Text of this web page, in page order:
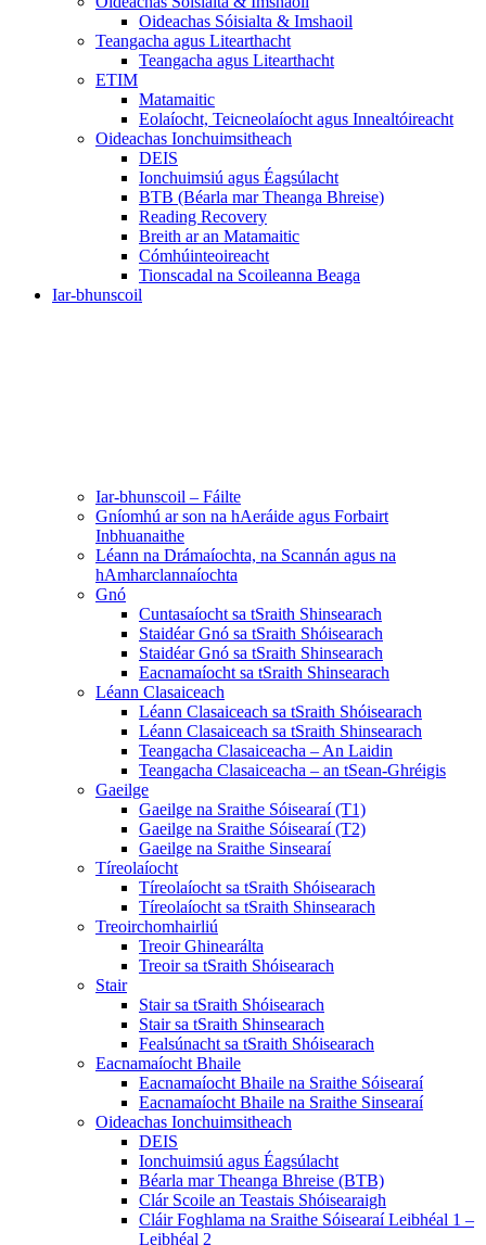
Oideachas Sóisialta & Imshaoil
Teangacha agus Litearthacht
Teangacha agus Litearthacht
ETIM
Matamaitic
Eolaíocht, Teicneolaíocht agus Innealtóireacht
Oideachas Ionchuimsitheach
DEIS
Ionchuimsiú agus Éagsúlacht
BTB (Béarla mar Theanga Bhreise)
Reading Recovery
Breith ar an Matamaitic
Cómhúinteoireacht
Tionscadal na Scoileanna Beaga
Iar-bhunscoil
Iar-bhunscoil – Fáilte
Gníomhú ar son na hAeráide agus Forbairt
Inbhuanaithe
Léann na Drámaíochta, na Scannán agus na
hAmharclannaíochta
Gnó
Cuntasaíocht sa tSraith Shinsearach
Staidéar Gnó sa tSraith Shóisearach
Staidéar Gnó sa tSraith Shinsearach
Eacnamaíocht sa tSraith Shinsearach
Léann Clasaiceach
Léann Clasaiceach sa tSraith Shóisearach
Léann Clasaiceach sa tSraith Shinsearach
Teangacha Clasaiceacha – An Laidin
Teangacha Clasaiceacha – an tSean-Ghréigis
Gaeilge
Gaeilge na Sraithe Sóisearaí (T1)
Gaeilge na Sraithe Sóisearaí (T2)
Gaeilge na Sraithe Sinsearaí
Tíreolaíocht
Tíreolaíocht sa tSraith Shóisearach
Tíreolaíocht sa tSraith Shinsearach
Treoirchomhairliú
Treoir Ghinearálta
Treoir sa tSraith Shóisearach
Stair
Stair sa tSraith Shóisearach
Stair sa tSraith Shinsearach
Fealsúnacht sa tSraith Shóisearach
Eacnamaíocht Bhaile
Eacnamaíocht Bhaile na Sraithe Sóisearaí
Eacnamaíocht Bhaile na Sraithe Sinsearaí
Oideachas Ionchuimsitheach
DEIS
Ionchuimsiú agus Éagsúlacht
Béarla mar Theanga Bhreise (BTB)
Clár Scoile an Teastais Shóisearaigh
Cláir Foghlama na Sraithe Sóisearaí Leibhéal 1 –
Leibhéal 2